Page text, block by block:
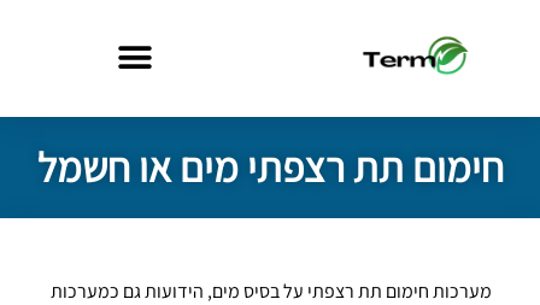
חימום תת רצפתי מים או חשמל
מערכות חימום תת רצפתי על בסיס מים, הידועות גם כמערכות